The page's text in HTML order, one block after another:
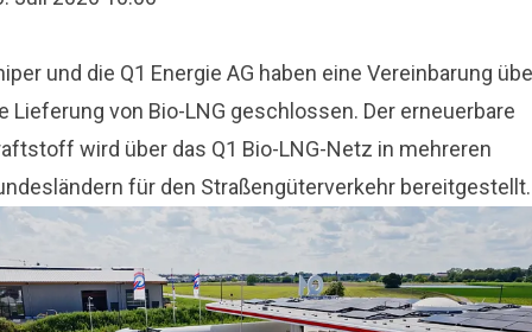
und die Q1 Energie AG haben eine Vereinbarung
Lieferung von Bio-LNG geschlossen. Der erneuerbare
wird über das Q1 Bio-LNG-Netz in mehreren
für den Straßengüterverkehr bereitgestellt.